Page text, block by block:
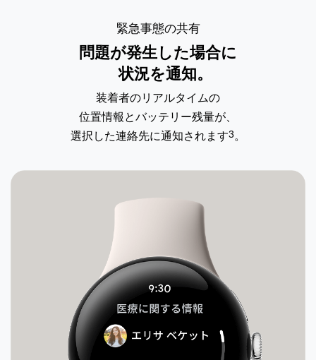
緊急事態の共有
問題が発生した場合に
状況を通知。
装着者のリアルタイムの
位置情報とバッテリー残量が、
選択した連絡先に通知されます3 。